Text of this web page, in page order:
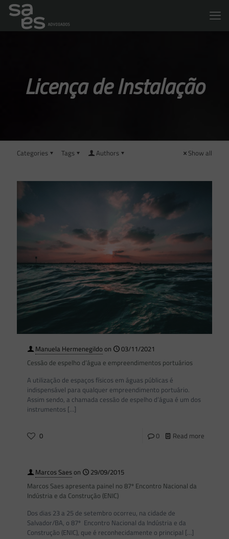
Licença de Instalação
Categories Tags Authors Show all
Manuela Hermenegildo on
03/11/2021
Cessão de espelho d’água e empreendimentos portuários
A utilização de espaços físicos em águas públicas é
indispensável para qualquer empreendimento portuário.
Assim sendo, a chamada cessão de espelho d’água é um dos
instrumentos […]
0 0 Read more
Marcos Saeson
29/09/2015
Marcos Saes apresenta painel no 87º Encontro Nacional da
Indústria e da Construção (ENIC)
Dos dias 23 a 25 de setembro ocorreu, na cidade de
Salvador/BA, o 87º Encontro Nacional da Indústria e da
Construção (ENIC), que é reconhecidamente o principal […]